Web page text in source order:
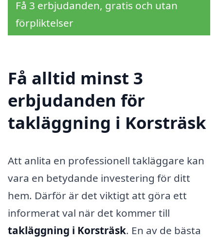
Få 3 erbjudanden, gratis och utan
förpliktelser
Få alltid minst 3
erbjudanden för
takläggning i Korsträsk
Att anlita en professionell takläggare kan
vara en betydande investering för ditt
hem. Därför är det viktigt att göra ett
informerat val när det kommer till
takläggning i Korsträsk. En av de bästa